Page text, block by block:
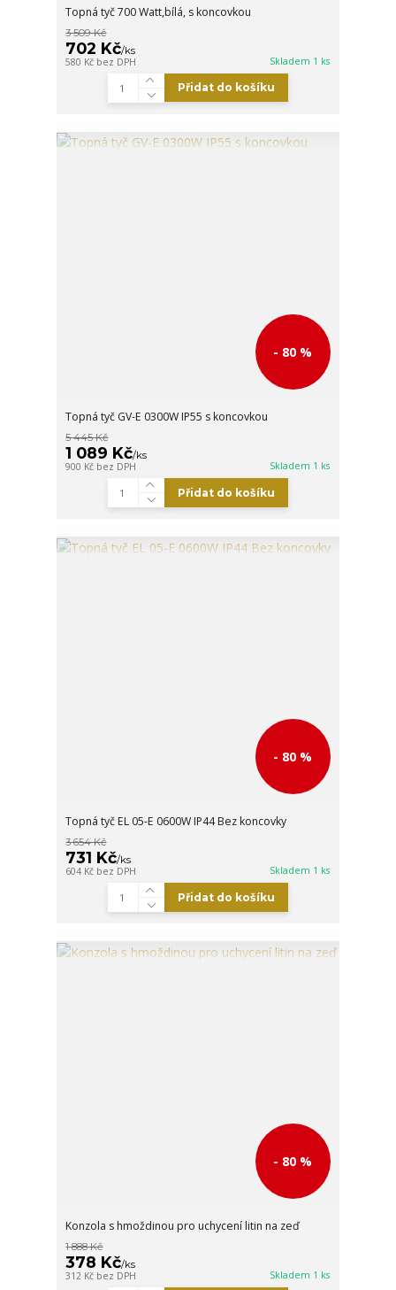
Topná tyč 700 Watt,bílá, s koncovkou
3 509 Kč
702 Kč/ks
580 Kč bez DPH Skladem 1 ks
Přidat do košíku
- 80 %
Topná tyč GV-E 0300W IP55 s koncovkou
5 445 Kč
1 089 Kč/ks
900 Kč bez DPH Skladem 1 ks
Přidat do košíku
- 80 %
Topná tyč EL 05-E 0600W IP44 Bez koncovky
3 654 Kč
731 Kč/ks
604 Kč bez DPH Skladem 1 ks
Přidat do košíku
- 80 %
Konzola s hmoždinou pro uchycení litin na zeď
1 888 Kč
378 Kč/ks
312 Kč bez DPH Skladem 1 ks